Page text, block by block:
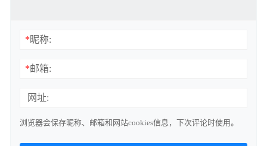
*昵称:
*邮箱:
网址:
浏览器会保存昵称、邮箱和网站cookies信息，下次评论时使用。